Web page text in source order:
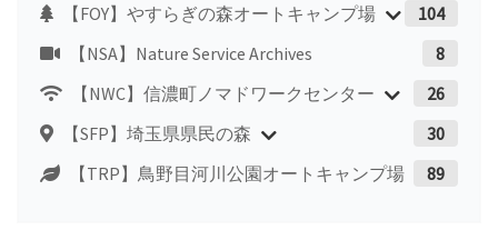
【FOY】やすらぎの森オートキャンプ場
104
【NSA】Nature Service Archives
8
【NWC】信濃町ノマドワークセンター
26
【SFP】埼玉県県民の森
30
【TRP】鳥野目河川公園オートキャンプ場
89